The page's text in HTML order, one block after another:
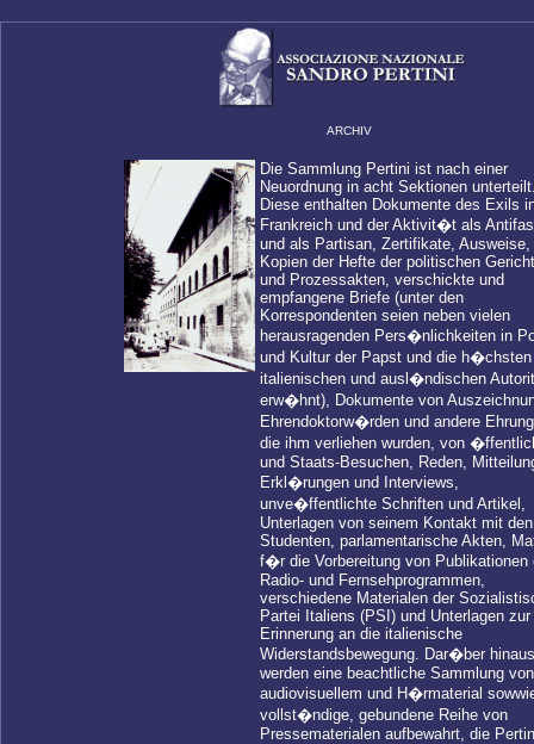
ARCHIV
Die Sammlung Pertini ist nach einer
Neuordnung in acht Sektionen
Diese enthalten Dokumente des Exils
Frankreich und der Aktivit�t als
und als Partisan, Zertifikate, Ausweise,
Kopien der Hefte der politischen
und Prozessakten, verschickte und
empfangene Briefe (unter den
Korrespondenten seien neben vielen
herausragenden Pers�nlichkeiten in
und Kultur der Papst und die h�chsten
italienischen und ausl�ndischen
erw�hnt), Dokumente von
Ehrendoktorw�rden und andere
die ihm verliehen wurden, von
und Staats-Besuchen, Reden,
Erkl�rungen und Interviews,
unve�ffentlichte Schriften und Artikel,
Unterlagen von seinem Kontakt mit den
Studenten, parlamentarische Akten,
f�r die Vorbereitung von Publikationen
Radio- und Fernsehprogrammen,
verschiedene Materialen der
Partei Italiens (PSI) und Unterlagen zur
Erinnerung an die italienische
Widerstandsbewegung. Dar�ber hinaus
werden eine beachtliche Sammlung von
audiovisuellem und H�rmaterial
vollst�ndige, gebundene Reihe von
Pressematerialen aufbewahrt, die